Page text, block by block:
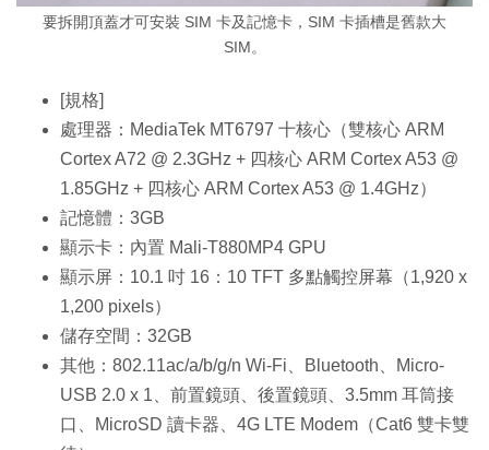
要拆開頂蓋才可安裝 SIM 卡及記憶卡，SIM 卡插槽是舊款大
SIM。
[規格]
處理器：MediaTek MT6797 十核心（雙核心 ARM
Cortex A72 @ 2.3GHz + 四核心 ARM Cortex A53 @
1.85GHz + 四核心 ARM Cortex A53 @ 1.4GHz）
記憶體：3GB
顯示卡：內置 Mali-T880MP4 GPU
顯示屏：10.1 吋 16：10 TFT 多點觸控屏幕（1,920 x
1,200 pixels）
儲存空間：32GB
其他：802.11ac/a/b/g/n Wi-Fi、Bluetooth、Micro-
USB 2.0 x 1、前置鏡頭、後置鏡頭、3.5mm 耳筒接
口、MicroSD 讀卡器、4G LTE Modem（Cat6 雙卡雙